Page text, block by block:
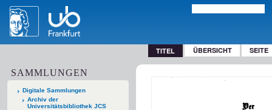
TITEL ÜBERSICHT SEITE
SAMMLUNGEN
Digitale Sammlungen
Archiv der
Universitätsbibliothek JCS